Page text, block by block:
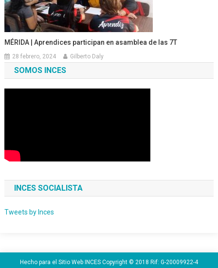
MÉRIDA | Aprendices participan en asamblea de las 7T
28 febrero, 2024 Gilberto Daly
SOMOS INCES
INCES SOCIALISTA
Tweets by Inces
Hecho para el Sitio Web INCES Copyright © 2018 Rif: G-20009922-4